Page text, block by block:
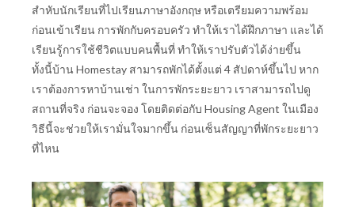
สำหับนักเรียนที่ไปเรียนภาษาอังกฤษ หรือเตรียมความพร้อม
ก่อนเข้าเรียน การพักกับครอบครัว ทำให้เราได้ฝึกภาษา และได้
เรียนรู้การใช้ชีวิตแบบคนพื้นที่ ทำให้เราปรับตัวได้ง่ายขึ้น
ทั้งนี้บ้าน Homestay สามารถพักได้ตั้งแต่ 4 สัปดาห์ขึ้นไป หาก
เราต้องการหาบ้านเช่า ในการพักระยะยาว เราสามารถไปดู
สถานที่จริง ก่อนจะจอง โดยติดต่อกับ Housing Agent ในเมือง
วิธีนี้จะช่วยให้เรามั่นใจมากขึ้น ก่อนเซ็นสัญญาที่พักระยะยาว
ที่ไหน